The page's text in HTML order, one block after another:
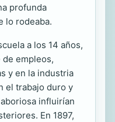
profunda
lo rodeaba.
a los 14 años,
de empleos,
y en la industria
el trabajo duro y
influirían
En 1897,